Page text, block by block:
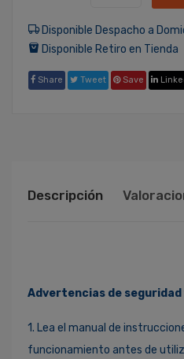
Disponible Despacho a
Disponible Retiro en Tienda
Share Tweet Save
Descripción
Advertencias de seguridad
1. Lea el manual de
funcionamiento antes de